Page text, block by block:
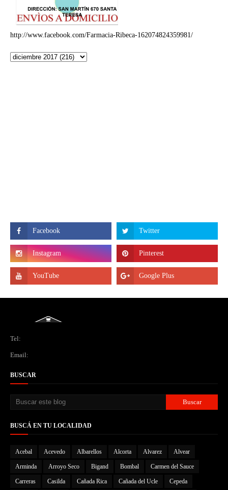
http://www.facebook.com/Farmacia-Ribeca-162074824359981/
Tel:
Email:
BUSCAR
BUSCÁ EN TU LOCALIDAD
Acebal Acevedo Albarellos Alcorta Alvarez Alvear
Arminda Arroyo Seco Bigand Bombal Carmen del Sauce
Carreras Casilda Cañada Rica Cañada del Ucle Cepeda